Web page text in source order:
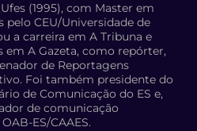
(1995), com Master em
pelo CEU/Universidade de
a carreira em A Tribuna e
em A Gazeta, como repórter,
de Reportagens
Foi também presidente do
de Comunicação do ES e,
de comunicação
ES/CAAES.